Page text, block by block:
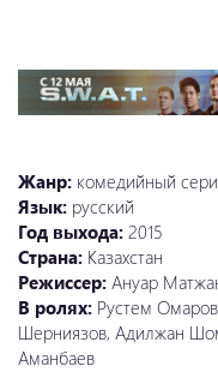
Жанр: комедийный
Язык: русский
Год выхода: 2015
Страна: Казахстан
Режиссер: Ануар
В ролях: Рустем
Шерниязов, Адилжан
Аманбаев